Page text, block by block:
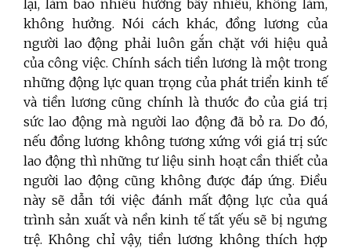
lại, làm bao nhiêu hưởng bấy nhiêu, không làm,
không hưởng. Nói cách khác, đồng lương của
người lao động phải luôn gắn chặt với hiệu quả
của công việc. Chính sách tiền lương là một trong
những động lực quan trọng của phát triển kinh tế
và tiền lương cũng chính là thước đo của giá trị
sức lao động mà người lao động đã bỏ ra. Do đó,
nếu đồng lương không tương xứng với giá trị sức
lao động thì những tư liệu sinh hoạt cần thiết của
người lao động cũng không được đáp ứng. Điều
này sẽ dẫn tới việc đánh mất động lực của quá
trình sản xuất và nền kinh tế tất yếu sẽ bị ngưng
trệ. Không chỉ vậy, tiền lương không thích hợp